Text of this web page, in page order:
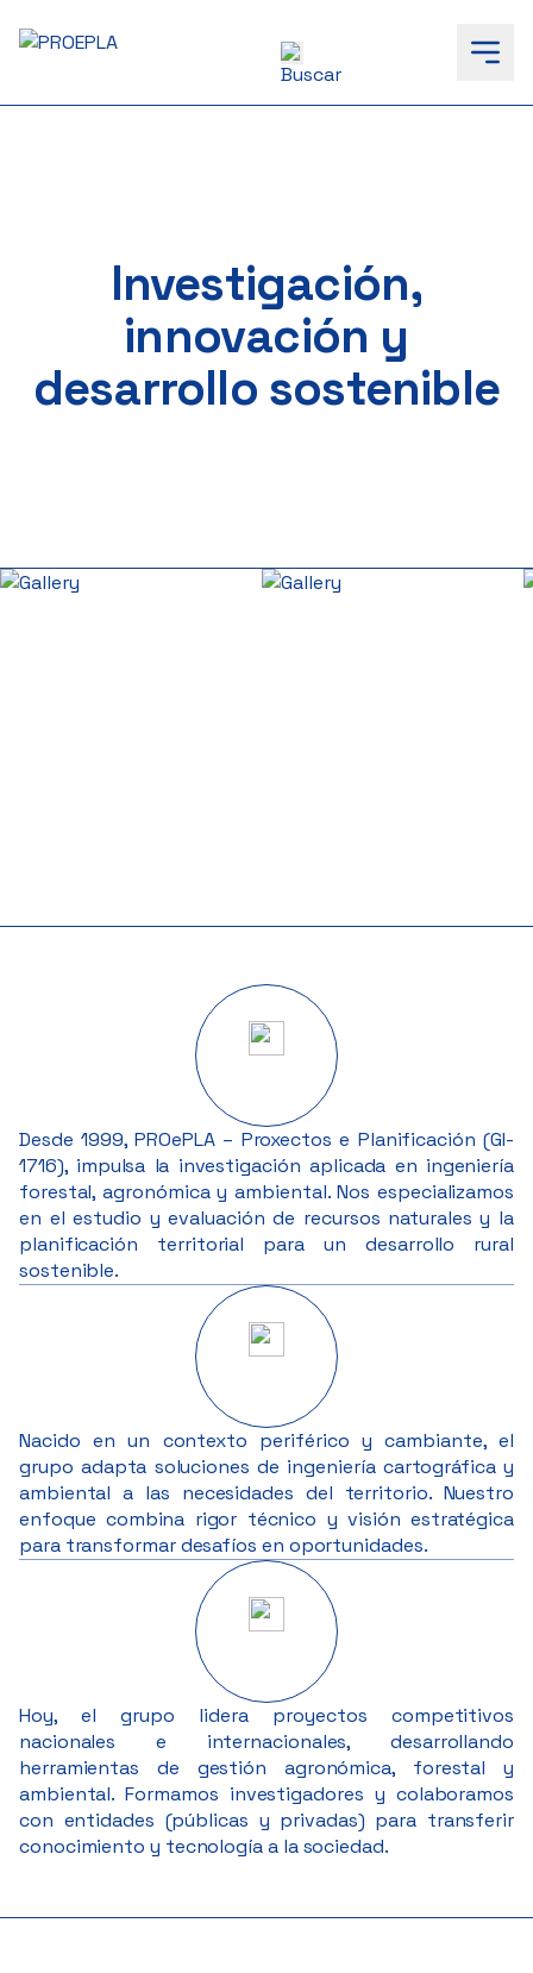
to
content
Investigación,
innovación y
desarrollo sostenible
Desde 1999, PROePLA – Proxectos e Planificación (GI-
1716), impulsa la investigación aplicada en ingeniería
forestal, agronómica y ambiental. Nos especializamos
en el estudio y evaluación de recursos naturales y la
planificación territorial para un desarrollo rural
sostenible.
Nacido en un contexto periférico y cambiante, el
grupo adapta soluciones de ingeniería cartográfica y
ambiental a las necesidades del territorio. Nuestro
enfoque combina rigor técnico y visión estratégica
para transformar desafíos en oportunidades.
Hoy, el grupo lidera proyectos competitivos
nacionales e internacionales, desarrollando
herramientas de gestión agronómica, forestal y
ambiental. Formamos investigadores y colaboramos
con entidades (públicas y privadas) para transferir
conocimiento y tecnología a la sociedad.